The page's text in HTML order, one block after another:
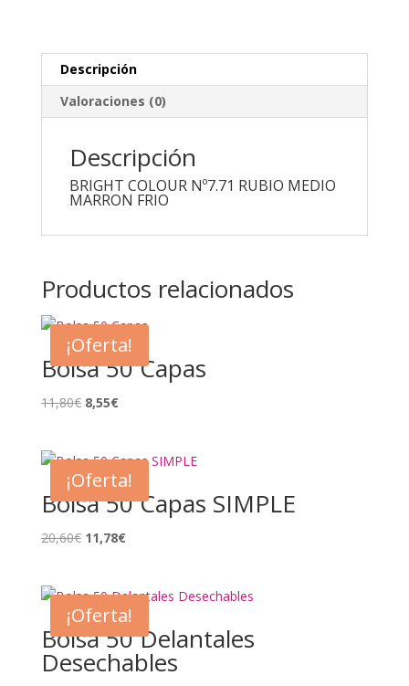
Descripción
Valoraciones (0)
Descripción
BRIGHT COLOUR Nº7.71 RUBIO MEDIO
MARRON FRIO
Productos relacionados
¡Oferta!
Bolsa 50 Capas
11,80€ El
era:
11,80€.
8,55€El
es:
8,55€.
¡Oferta!
Bolsa 50 Capas SIMPLE
20,60€ El
era:
20,60€.
11,78€El
es:
11,78€.
¡Oferta!
Bolsa 50 Delantales
Desechables